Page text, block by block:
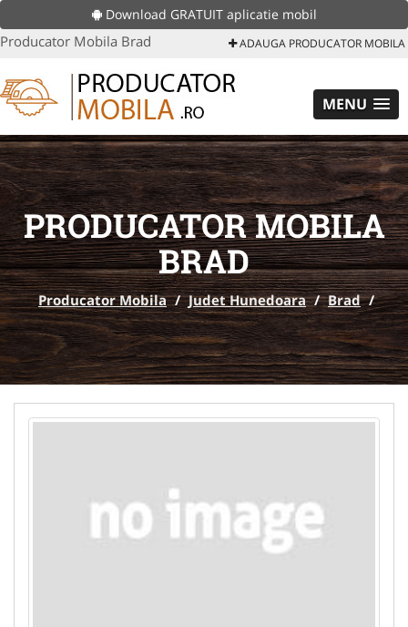
Download GRATUIT aplicatie mobil
Producator Mobila Brad ADAUGA PRODUCATOR MOBILA
MENU
PRODUCATOR MOBILA
BRAD
Producator Mobila / Judet Hunedoara / Brad /